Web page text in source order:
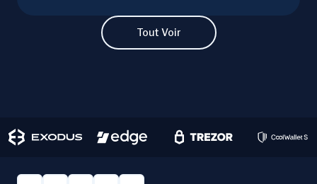
Tout Voir